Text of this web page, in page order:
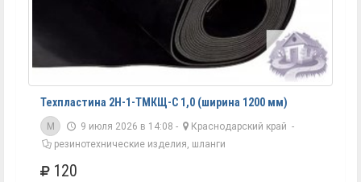
Техпластина 2Н-1-ТМКЩ-С 1,0 (ширина 1200 мм)
M 9 июля 2026 в 14:08 - Краснодарский край -
резинотехнические изделия, шланги
120